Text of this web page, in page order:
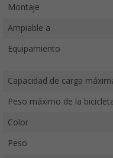
Montaje
Ampiable a
Equipamiento
Capacidad de carga
Peso máximo de la
Color
Peso